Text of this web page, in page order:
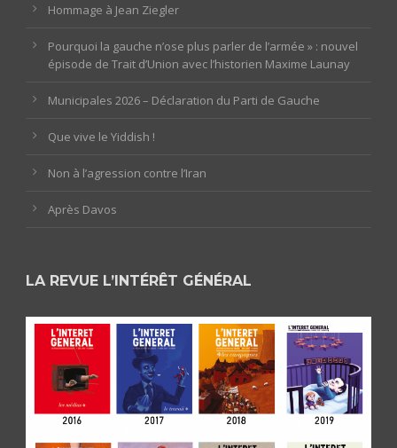
Hommage à Jean Ziegler
Pourquoi la gauche n’ose plus parler de l’armée » : nouvel
épisode de Trait d’Union avec l’historien Maxime Launay
Municipales 2026 – Déclaration du Parti de Gauche
Que vive le Yiddish !
Non à l’agression contre l’Iran
Après Davos
LA REVUE L’INTÉRÊT GÉNÉRAL